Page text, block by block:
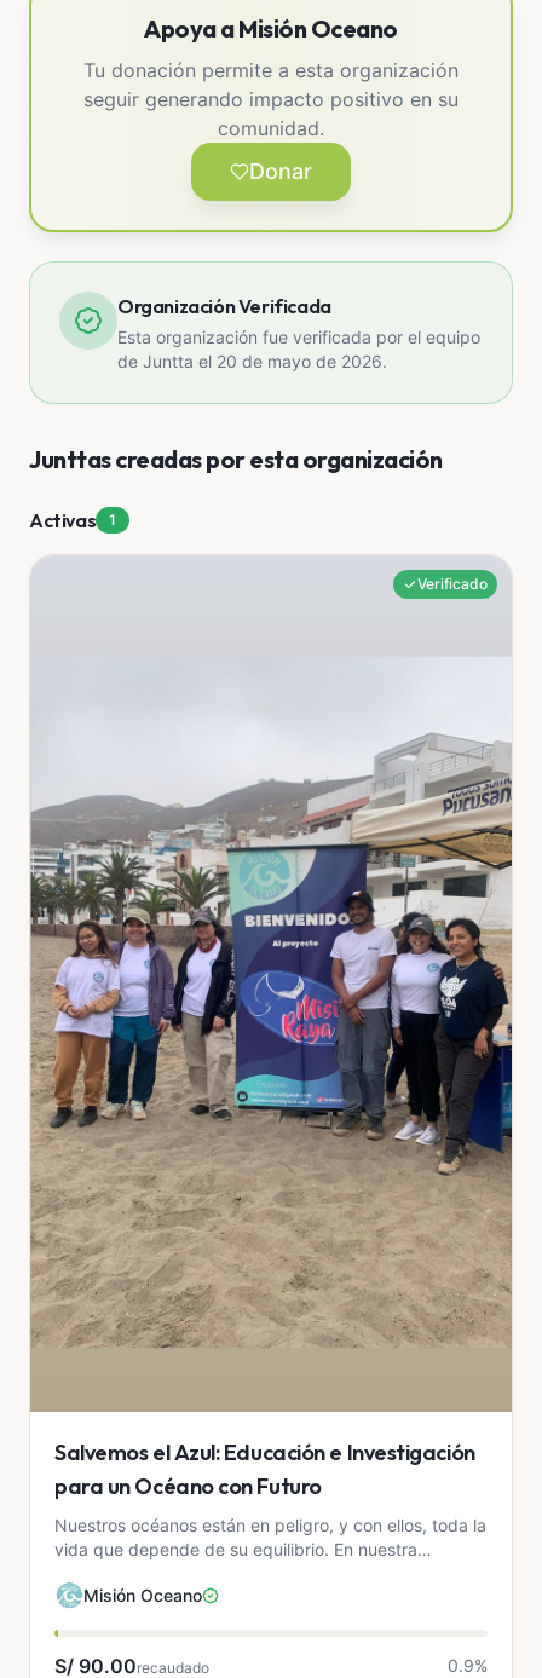
Apoya a Misión Oceano
Tu donación permite a esta organización
seguir generando impacto positivo en su
comunidad.
Donar
Organización Verificada
Esta organización fue verificada por el equipo
de Juntta el 20 de mayo de 2026.
Junttas creadas por esta organización
Activas 1
Verificado
Salvemos el Azul: Educación e Investigación
para un Océano con Futuro
Nuestros océanos están en peligro, y con ellos, toda la
vida que depende de su equilibrio. En nuestra
d... Misión Oceano
S/ 90.00recaudado 0.9%